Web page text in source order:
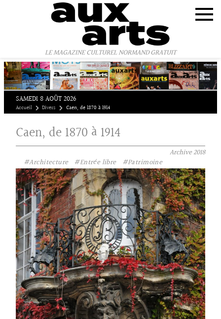
LE MAGAZINE CULTUREL NORMAND GRATUIT
SAMEDI 8 AOÛT 2026
Accueil Divers Caen, de 1870 à 1914
Caen, de 1870 à 1914
Archive2018
#Architecture
#Entrée libre #Patrimoine
Panneau de gestion des cookies